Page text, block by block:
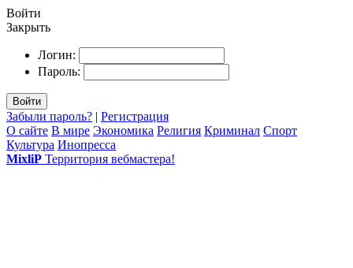
Войти
Закрыть
Логин:
Пароль:
Войти
Забыли пароль? | Регистрация
О сайте В мире Экономика Религия Криминал Спорт
Культура Инопресса
MixliP Территория вебмастера!